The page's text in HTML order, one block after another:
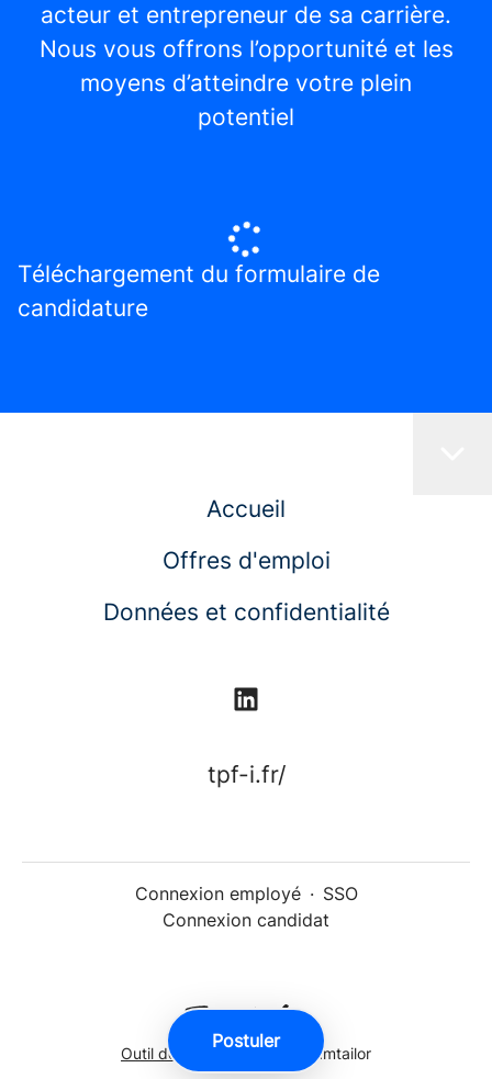
Postuler
acteur et entrepreneur de sa carrière.
Nous vous offrons l’opportunité et les
moyens d’atteindre votre plein
potentiel
Téléchargement du formulaire de
candidature
Accueil
Offres d'emploi
Données et confidentialité
tpf-i.fr/
Connexion employé · SSO
Connexion candidat
Outil de recrutementde Teamtailor